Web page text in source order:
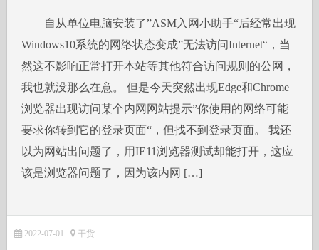
自从单位电脑安装了”ASM入网小助手“后经常出现
Windows10系统的网络状态变成”无法访问Internet“，当
然这不影响正常打开本站等其他符合访问规则的公网，
我也就没那么在意。 但是今天突然出现Edge和Chrome
浏览器出现访问某个内网网站提示”你使用的网络可能
要求你转到它的登录页面“，但找不到登录页面。 我还
以为网站出问题了，用IE11浏览器测试却能打开，这应
该是浏览器问题了，因为该内网 […]
2022-07-01 干货